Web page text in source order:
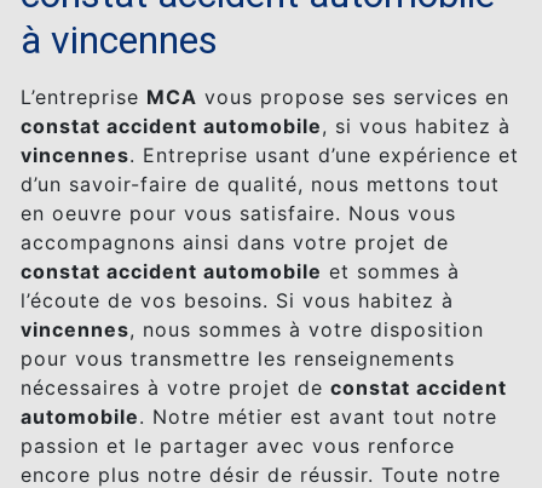
à vincennes
L’entreprise MCA vous propose ses services en
constat accident automobile, si vous habitez à
vincennes. Entreprise usant d’une expérience et
d’un savoir-faire de qualité, nous mettons tout
en oeuvre pour vous satisfaire. Nous vous
accompagnons ainsi dans votre projet de
constat accident automobile et sommes à
l’écoute de vos besoins. Si vous habitez à
vincennes, nous sommes à votre disposition
pour vous transmettre les renseignements
nécessaires à votre projet de constat accident
automobile. Notre métier est avant tout notre
passion et le partager avec vous renforce
encore plus notre désir de réussir. Toute notre